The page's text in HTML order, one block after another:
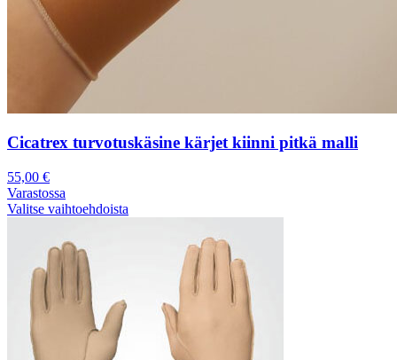
Cicatrex turvotuskäsine kärjet kiinni pitkä malli
55,00 €
Varastossa
Valitse vaihtoehdoista